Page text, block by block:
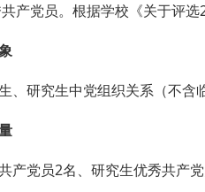
产党员。根据学校《关于评
、研究生中党组织关系（不含
产党员2名、研究生优秀共产党